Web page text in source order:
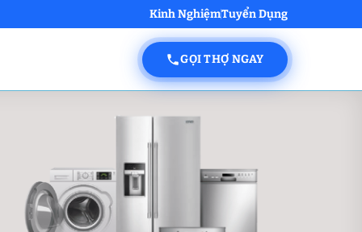
Kinh NghiệmTuyển Dụng
GỌI THỢ NGAY